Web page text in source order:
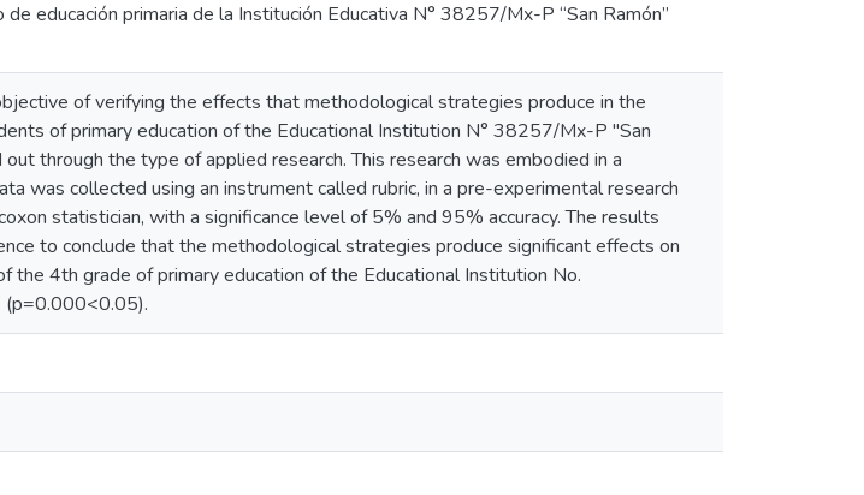
educación primaria de la Institución Educativa N° 38257/Mx-P “San Ramón”
of verifying the effects that methodological strategies produce in the
of primary education of the Educational Institution N° 38257/Mx-P "San
through the type of applied research. This research was embodied in a
was collected using an instrument called rubric, in a pre-experimental research
statistician, with a significance level of 5% and 95% accuracy. The results
to conclude that the methodological strategies produce significant effects on
4th grade of primary education of the Educational Institution No.
(p=0.000<0.05).